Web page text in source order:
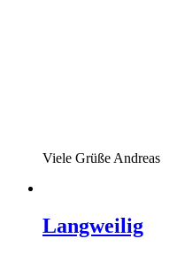
Viele Grüße Andreas
Langweilig